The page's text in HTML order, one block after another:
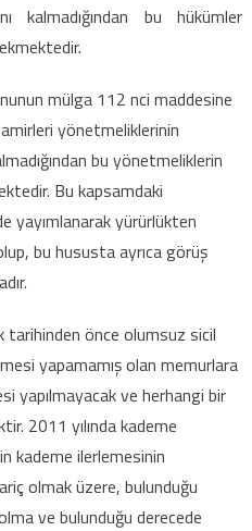
kalmadığından bu hükümler
mülga 112 nci maddesine
amirleri yönetmeliklerinin
bu yönetmeliklerin
Bu kapsamdaki
yayımlanarak yürürlükten
bu hususta ayrıca görüş
tarihinden önce olumsuz sicil
yapamamış olan memurlara
yapılmayacak ve herhangi bir
2011 yılında kademe
kademe ilerlemesinin
olmak üzere, bulunduğu
ve bulunduğu derecede